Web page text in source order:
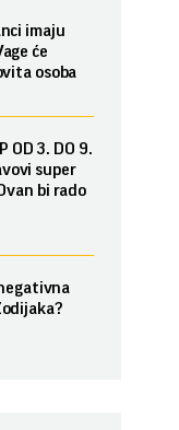
imaju
će
osoba
OD 3. DO 9.
super
bi rado